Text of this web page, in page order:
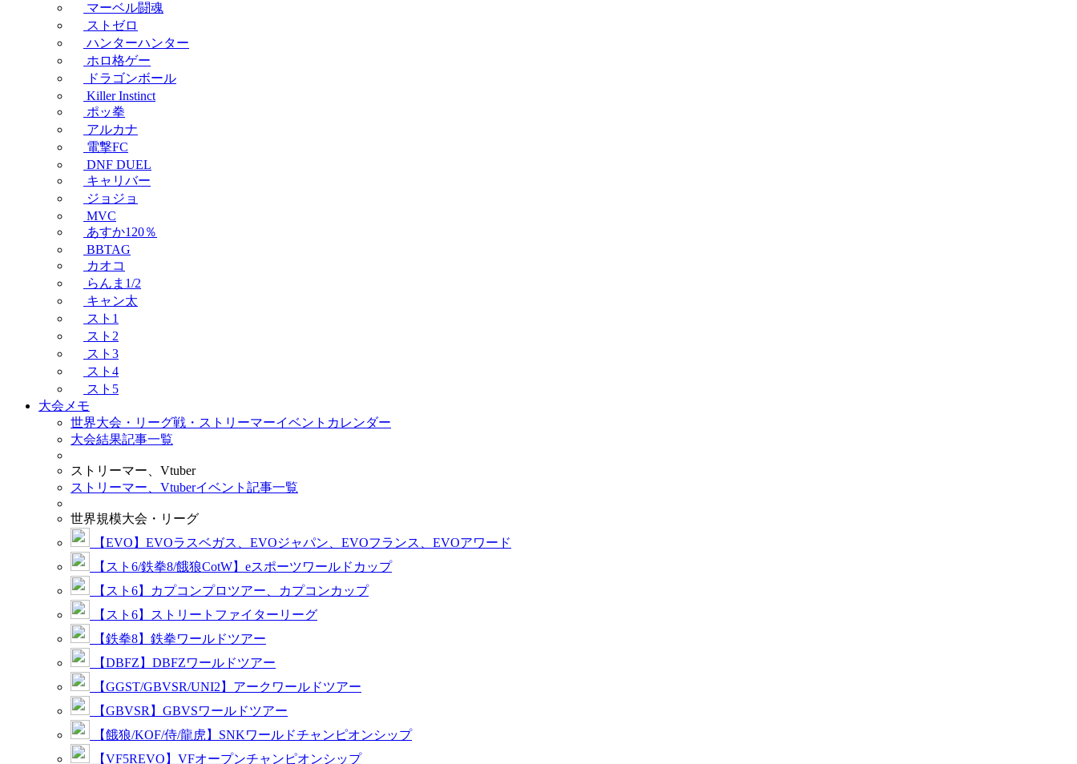
マーベル闘魂
ストゼロ
ハンターハンター
ホロ格ゲー
ドラゴンボール
Killer Instinct
ポッ拳
アルカナ
電撃FC
DNF DUEL
キャリバー
ジョジョ
MVC
あすか120％
BBTAG
カオコ
らんま1/2
キャン太
スト1
スト2
スト3
スト4
スト5
大会メモ
世界大会・リーグ戦・ストリーマーイベントカレンダー
大会結果記事一覧
ストリーマー、Vtuber
ストリーマー、Vtuberイベント記事一覧
世界規模大会・リーグ
【EVO】EVOラスベガス、EVOジャパン、EVOフランス、EVOアワード
【スト6/鉄拳8/餓狼CotW】eスポーツワールドカップ
【スト6】カプコンプロツアー、カプコンカップ
【スト6】ストリートファイターリーグ
【鉄拳8】鉄拳ワールドツアー
【DBFZ】DBFZワールドツアー
【GGST/GBVSR/UNI2】アークワールドツアー
【GBVSR】GBVSワールドツアー
【餓狼/KOF/侍/龍虎】SNKワールドチャンピオンシップ
【VF5REVO】VFオープンチャンピオンシップ